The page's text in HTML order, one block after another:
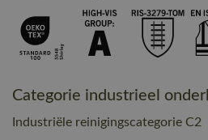
Categorie industrieel
Industriële reinigingscategorie C2